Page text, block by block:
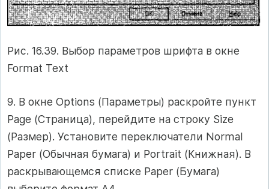
Рис. 16.39. Выбор параметров шрифта в окне
Format Text
9. В окне Options (Параметры) раскройте пункт
Page (Страница), перейдите на строку Size
(Размер). Установите переключатели Normal
Paper (Обычная бумага) и Portrait (Книжная). В
раскрывающемся списке Paper (Бумага)